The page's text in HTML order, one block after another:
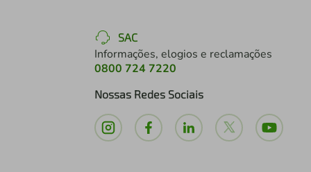
SAC
Informações, elogios e reclamações
0800 724 7220
Nossas Redes Sociais